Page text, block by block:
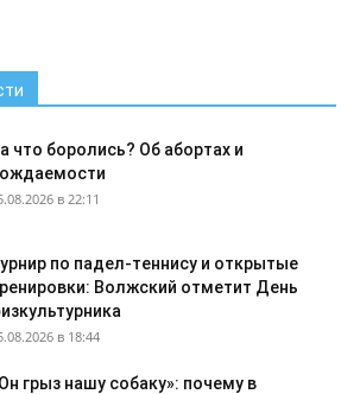
что боролись? Об абортах и
в 22:11
по падел-теннису и открытые
Волжский отметит День
в 18:44
грыз нашу собаку»: почему в